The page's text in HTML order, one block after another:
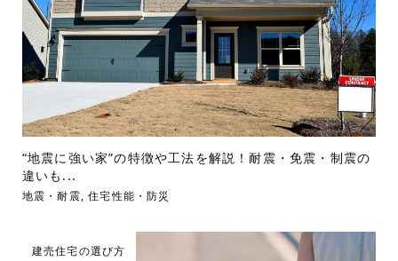
“地震に強い家”の特徴や工法を解説！耐震・免震・制震の
違いも...
地震・耐震,住宅性能・防災
建売住宅の選び方